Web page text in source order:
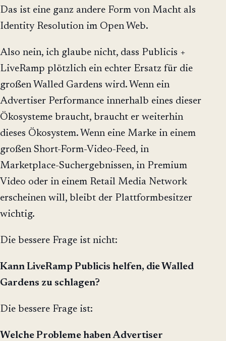
Das ist eine ganz andere Form von Macht als
Identity Resolution im Open Web.
Also nein, ich glaube nicht, dass Publicis +
LiveRamp plötzlich ein echter Ersatz für die
großen Walled Gardens wird. Wenn ein
Advertiser Performance innerhalb eines dieser
Ökosysteme braucht, braucht er weiterhin
dieses Ökosystem. Wenn eine Marke in einem
großen Short-Form-Video-Feed, in
Marketplace-Suchergebnissen, in Premium
Video oder in einem Retail Media Network
erscheinen will, bleibt der Plattformbesitzer
wichtig.
Die bessere Frage ist nicht:
Kann LiveRamp Publicis helfen, die Walled
Gardens zu schlagen?
Die bessere Frage ist:
Welche Probleme haben Advertiser